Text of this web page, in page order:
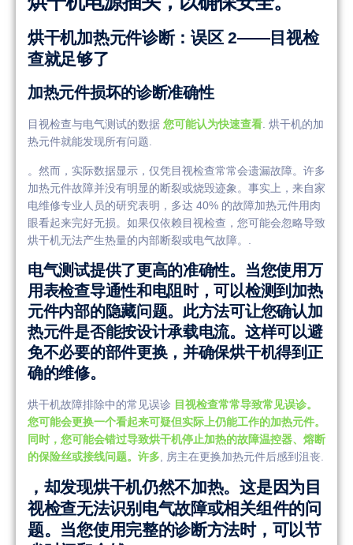
烘干机加热元件诊断：误区 2——目视检
查就足够了
加热元件损坏的诊断准确性
目视检查与电气测试的数据 您可能认为快速查看. 烘干机的加
热元件就能发现所有问题.
。然而，实际数据显示，仅凭目视检查常常会遗漏故障。许多
加热元件故障并没有明显的断裂或烧毁迹象。事实上，来自家
电维修专业人员的研究表明，多达 40% 的故障加热元件用肉
眼看起来完好无损。如果仅依赖目视检查，您可能会忽略导致
烘干机无法产生热量的内部断裂或电气故障。.
电气测试提供了更高的准确性。当您使用万
用表检查导通性和电阻时，可以检测到加热
元件内部的隐藏问题。此方法可让您确认加
热元件是否能按设计承载电流。这样可以避
免不必要的部件更换，并确保烘干机得到正
确的维修。
烘干机故障排除中的常见误诊 目视检查常常导致常见误诊。
您可能会更换一个看起来可疑但实际上仍能工作的加热元件。
同时，您可能会错过导致烘干机停止加热的故障温控器、熔断
的保险丝或接线问题。许多 , 房主在更换加热元件后感到沮丧.
，却发现烘干机仍然不加热。这是因为目
视检查无法识别电气故障或相关组件的问
题。当您使用完整的诊断方法时，可以节